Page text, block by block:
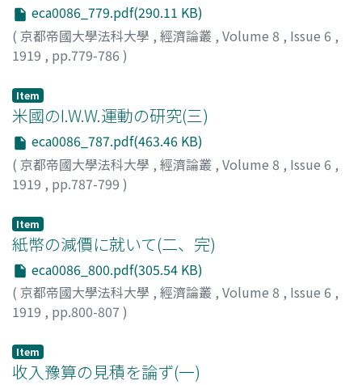
eca0086_779.pdf(290.11 KB)
( 京都帝國大學法科大學 , 經濟論叢 , Volume 8 , Issue 6 ,
1919 , pp.779-786 )
Item
米國のI.W.W.運動の研究(三)
eca0086_787.pdf(463.46 KB)
( 京都帝國大學法科大學 , 經濟論叢 , Volume 8 , Issue 6 ,
1919 , pp.787-799 )
Item
紙幣の減價に就いて(二、完)
eca0086_800.pdf(305.54 KB)
( 京都帝國大學法科大學 , 經濟論叢 , Volume 8 , Issue 6 ,
1919 , pp.800-807 )
Item
收入豫算の見積を論ず(一)